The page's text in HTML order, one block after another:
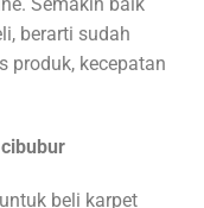
berarti sudah
produk, kecepatan
beli karpet